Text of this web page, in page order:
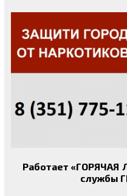
Работает «ГОРЯЧАЯ
службы